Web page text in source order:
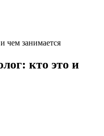
чем занимается
кто это и